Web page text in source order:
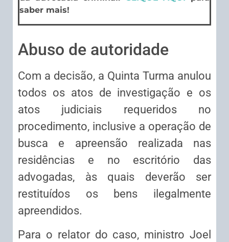
saber mais!
Abuso de autoridade
Com a decisão, a Quinta Turma anulou
todos os atos de investigação e os
atos judiciais requeridos no
procedimento, inclusive a operação de
busca e apreensão realizada nas
residências e no escritório das
advogadas, às quais deverão ser
restituídos os bens ilegalmente
apreendidos.
Para o relator do caso, ministro Joel